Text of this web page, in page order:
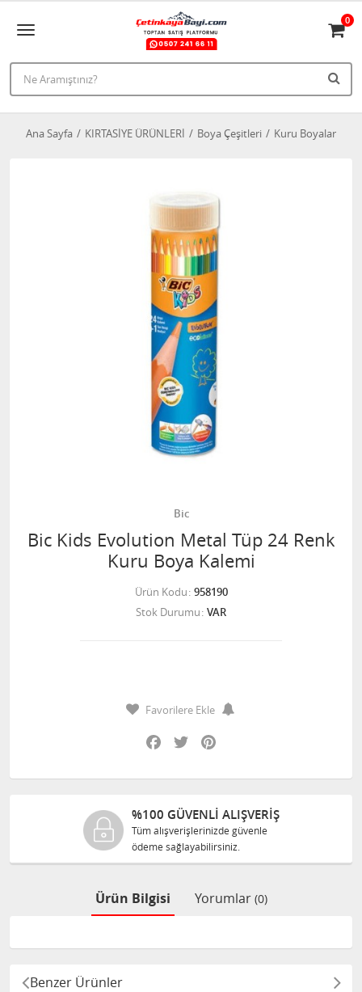
0
Ana Sayfa KIRTASİYE ÜRÜNLERİ Boya Çeşitleri Kuru Boyalar
Bic
Bic Kids Evolution Metal Tüp 24 Renk
Kuru Boya Kalemi
Ürün Kodu 958190
Stok Durumu VAR
Favorilere Ekle
Facebook
Twitter
%100 GÜVENLİ ALIŞVERİŞ
Tüm alışverişlerinizde güvenle
ödeme sağlayabilirsiniz.
Ürün Bilgisi Yorumlar (0)
Benzer Ürünler